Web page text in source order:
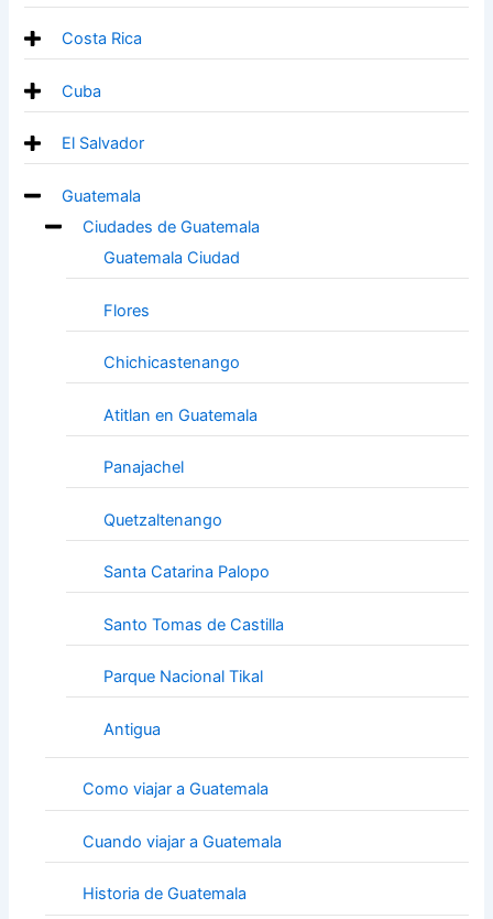
Costa Rica
Cuba
El Salvador
Guatemala
Ciudades de Guatemala
Guatemala Ciudad
Flores
Chichicastenango
Atitlan en Guatemala
Panajachel
Quetzaltenango
Santa Catarina Palopo
Santo Tomas de Castilla
Parque Nacional Tikal
Antigua
Como viajar a Guatemala
Cuando viajar a Guatemala
Historia de Guatemala